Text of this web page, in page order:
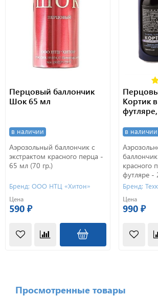
Перцовый баллончик
Шок 65 мл
в наличии
Аэрозольный баллончик с
экстрактом красного перца -
65 мл (70 гр.)
Бренд: ООО НТЦ «Хитон»
Цена
590 ₽
Кортик
в наличии
красного
футляре -
Бренд:
Цена
990 ₽
Просмотренные товары